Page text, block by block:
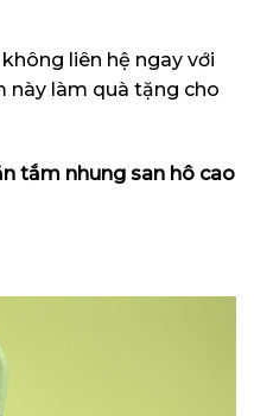
liên hệ ngay với
này làm quà tặng cho
tắm nhung san hô cao